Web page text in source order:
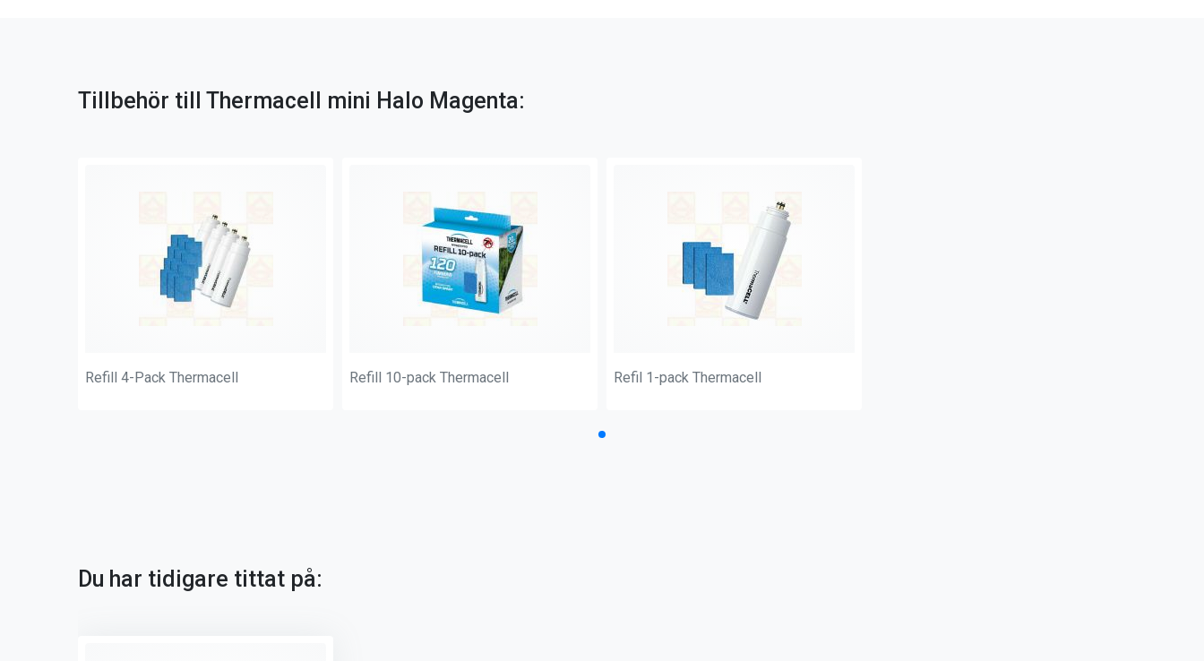
Tillbehör till Thermacell mini Halo Magenta:
Refill 4-Pack Thermacell Refill 10-pack Thermacell Refil 1-pack Thermacell
Du har tidigare tittat på: